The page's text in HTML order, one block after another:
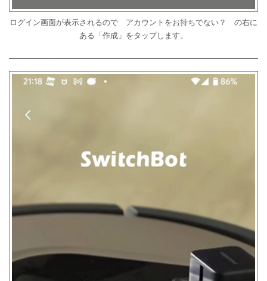
ログイン画面が表示されるので アカウントをお持ちでない？ の右に
ある「作成」をタップします。